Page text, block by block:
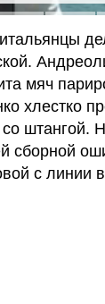
мяч
хлестко
штангой.
сборной
с линии